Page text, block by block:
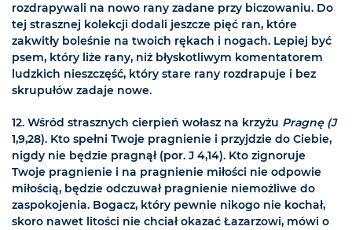
rozdrapywali na nowo rany zadane przy biczowaniu. Do
tej strasznej kolekcji dodali jeszcze pięć ran, które
zakwitły boleśnie na twoich rękach i nogach. Lepiej być
psem, który liże rany, niż błyskotliwym komentatorem
ludzkich nieszczęść, który stare rany rozdrapuje i bez
skrupułów zadaje nowe.
12. Wśród strasznych cierpień wołasz na krzyżu Pragnę (J
1,9,28). Kto spełni Twoje pragnienie i przyjdzie do Ciebie,
nigdy nie będzie pragnął (por. J 4,14). Kto zignoruje
Twoje pragnienie i na pragnienie miłości nie odpowie
miłością, będzie odczuwał pragnienie niemożliwe do
zaspokojenia. Bogacz, który pewnie nikogo nie kochał,
skoro nawet litości nie chciał okazać Łazarzowi, mówi o